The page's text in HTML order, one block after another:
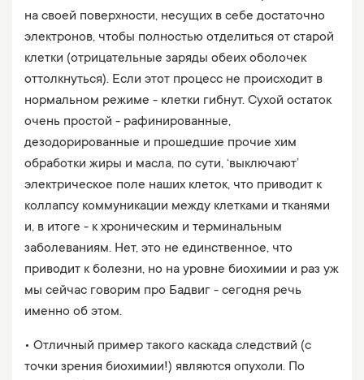
на своей поверхности, несущих в себе достаточно
электронов, чтобы полностью отделиться от старой
клетки (отрицательные заряды обеих оболочек
оттолкнуться). Если этот процесс не происходит в
нормальном режиме - клетки гибнут. Сухой остаток
очень простой - рафинированные,
дезодорированные и прошедшие прочие хим
обработки жиры и масла, по сути, ‘выключают’
электрическое поле наших клеток, что приводит к
коллапсу коммуникации между клетками и тканями
и, в итоге - к хроническим и терминальным
заболеваниям. Нет, это не единственное, что
приводит к болезни, но на уровне биохимии и раз уж
мы сейчас говорим про Бадвиг - сегодня речь
именно об этом.
• Отличный пример такого каскада следствий (с
точки зрения биохимии!) являются опухоли. По